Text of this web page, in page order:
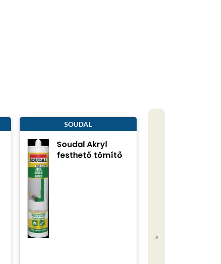
SOUDAL
Soudal Akryl
festhető tömítő
»